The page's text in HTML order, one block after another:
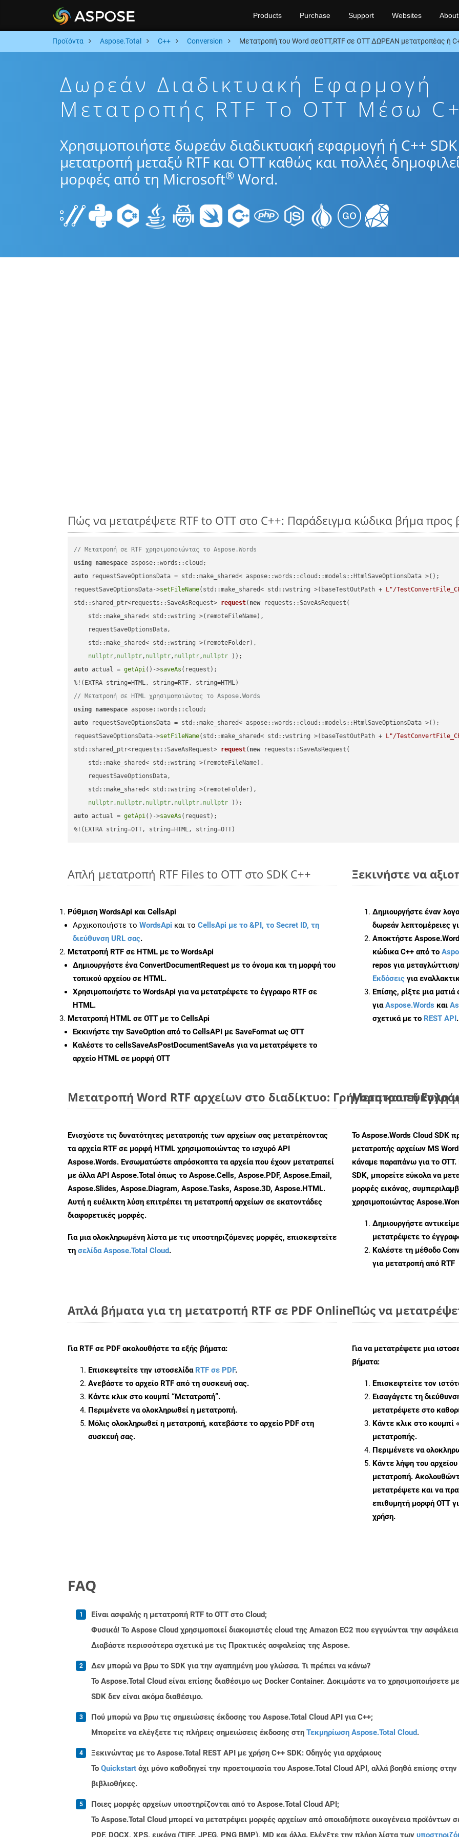
Products Purchase Support Websites About
Προϊόντα Aspose.Total C++ Conversion Μετατροπή του Word σεOTT,RTF σε OTT ΔΩΡΕΑΝ μετατροπέας ή
Δωρεάν Διαδικτυακή Εφαρμογή
Μετατροπής RTF To OTT Μέσω
Χρησιμοποιήστε δωρεάν διαδικτυακή εφαρμογή ή C++ SDK
μετατροπή μεταξύ RTF και OTT καθώς και πολλές
μορφές από τη Microsoft® Word.
Πώς να μετατρέψετε RTF to OTT στο C++: Παράδειγμα κώδικα βήμα προς
// Μετατροπή σε RTF χρησιμοποιώντας το Aspose.Words
using namespace
auto requestSaveOptionsData = std::make_shared< aspose::words::cloud::models::HtmlSaveOptionsData >();
requestSaveOptionsData->setFileName(std::make_shared< std::wstring >(baseTestOutPath + L"/
std::shared_ptr<requests::SaveAsRequest> request( new requests::SaveAsRequest(
    std::make_shared< std::wstring >(remoteFileName),
    requestSaveOptionsData,
    std::make_shared< std::wstring >(remoteFolder),
nullptr, nullptr, nullptr, nullptr, nullptr ))
auto actual = getApi()->saveAs (request);
// Μετατροπή σε HTML χρησιμοποιώντας το Aspose.Words
using namespace
auto requestSaveOptionsData = std::make_shared< aspose::words::cloud::models::HtmlSaveOptionsData >();
requestSaveOptionsData->setFileName(std::make_shared< std::wstring >(baseTestOutPath + L"/
std::shared_ptr<requests::SaveAsRequest> request( new requests::SaveAsRequest(
    std::make_shared< std::wstring >(remoteFileName),
    requestSaveOptionsData,
    std::make_shared< std::wstring >(remoteFolder),
nullptr, nullptr, nullptr, nullptr, nullptr ))
auto actual = getApi()->saveAs (request);
%!(EXTRA string=OTT, string=HTML, string=OTT)
Απλή μετατροπή RTF Files to OTT στο SDK C++
Ρύθμιση WordsApi και CellsApi
Αρχικοποιήστε το WordsApi και το CellsApi με το &PI, το Secret ID, τη
διεύθυνση URL σας.
Μετατροπή RTF σε HTML με το WordsApi
Δημιουργήστε έναConvertDocumentRequest με το όνομα και τη μορφή του
τοπικού αρχείου σε HTML.
Χρησιμοποιήστε το WordsApi για να μετατρέψετε το έγγραφο RTF σε
HTML.
Μετατροπή HTML σε OTT με το CellsApi
Εκκινήστε την SaveOption από το CellsAPI με SaveFormat ως OTT
Καλέστε το cellsSaveAsPostDocumentSaveAs για να μετατρέψετε το
αρχείο HTML σε μορφή OTT
Ξεκινήστε να
Δημιουργήστε έναν
δωρεάν λεπτομέρειες
Αποκτήστε
κώδικα C++ από το
repos για
Εκδόσεις για
Επίσης, ρίξτε μια
γιαAspose.Words και
σχετικά με το REST API.
Μετατροπή Word RTF αρχείων στο διαδίκτυο: Γρήγορη και εύκολη
Ενισχύστε τις δυνατότητες μετατροπής των αρχείων σας μετατρέποντας
τα αρχεία RTF σε μορφή HTML χρησιμοποιώντας το ισχυρό API
Aspose.Words. Ενσωματώστε απρόσκοπτα τα αρχεία που έχουν μετατραπεί
με άλλα API Aspose.Total όπως το Aspose.Cells, Aspose.PDF, Aspose.Email,
Aspose.Slides, Aspose.Diagram, Aspose.Tasks, Aspose.3D, Aspose.HTML.
Αυτή η ευέλικτη λύση επιτρέπει τη μετατροπή αρχείων σε εκατοντάδες
διαφορετικές μορφές.
Για μια ολοκληρωμένη λίστα με τις υποστηριζόμενες μορφές, επισκεφτείτε
τη σελίδα Aspose.Total Cloud.
Μετατροπή
Το Aspose.Words Cloud SDK
μετατροπής αρχείων MS
κάναμε παραπάνω για το
SDK, μπορείτε εύκολα να
μορφές εικόνας,
χρησιμοποιώντας
Δημιουργήστε
μετατρέψετε το
Καλέστε τη μέθοδο
για μετατροπή από RTF
Απλά βήματα για τη μετατροπή RTF σε PDF Online
Για RTF σε PDF ακολουθήστε τα εξής βήματα:
Επισκεφτείτε την ιστοσελίδα RTF σε PDF.
Ανεβάστε το αρχείο RTF από τη συσκευή σας.
Κάντε κλικ στο κουμπί “Μετατροπή”.
Περιμένετε να ολοκληρωθεί η μετατροπή.
Μόλις ολοκληρωθεί η μετατροπή, κατεβάστε το αρχείο PDF στη
συσκευή σας.
Πώς να
Για να μετατρέψετε μια
βήματα:
Επισκεφτείτε τον
Εισαγάγετε τη
μετατρέψετε στο
Κάντε κλικ στο κουμπί
μετατροπής.
Περιμένετε να
Κάντε λήψη του
μετατροπή.
μετατρέψετε και να
επιθυμητή μορφή OTT
χρήση.
FAQ
Είναι ασφαλής η μετατροπή RTF to OTT στο Cloud;
Φυσικά! Το Aspose Cloud χρησιμοποιεί διακομιστές cloud της Amazon EC2 που εγγυώνται την
Διαβάστε περισσότερα σχετικά με τις Πρακτικές ασφαλείας της Aspose.
Δεν μπορώ να βρω το SDK για την αγαπημένη μου γλώσσα. Τι πρέπει να κάνω?
Το Aspose.Total Cloud είναι επίσης διαθέσιμο ως Docker Container. Δοκιμάστε να το χρησιμοποιήσετε
SDK δεν είναι ακόμα διαθέσιμο.
Πού μπορώ να βρω τις σημειώσεις έκδοσης του Aspose.Total Cloud API για C++;
Μπορείτε να ελέγξετε τις πλήρεις σημειώσεις έκδοσης στη Τεκμηρίωση Aspose.Total Cloud.
Ξεκινώντας με το Aspose.Total REST API με χρήση C++ SDK: Οδηγός για αρχάριους
Το Quickstart όχι μόνο καθοδηγεί την προετοιμασία του Aspose.Total Cloud API, αλλά βοηθά επίσης
βιβλιοθήκες.
Ποιες μορφές αρχείων υποστηρίζονται από το Aspose.Total Cloud API;
Το Aspose.Total Cloud μπορεί να μετατρέψει μορφές αρχείων από οποιαδήποτε οικογένεια προϊόντων
PDF, DOCX, XPS, εικόνα (TIFF, JPEG, PNG BMP), MD και άλλα. Ελέγξτε την πλήρη λίστα των